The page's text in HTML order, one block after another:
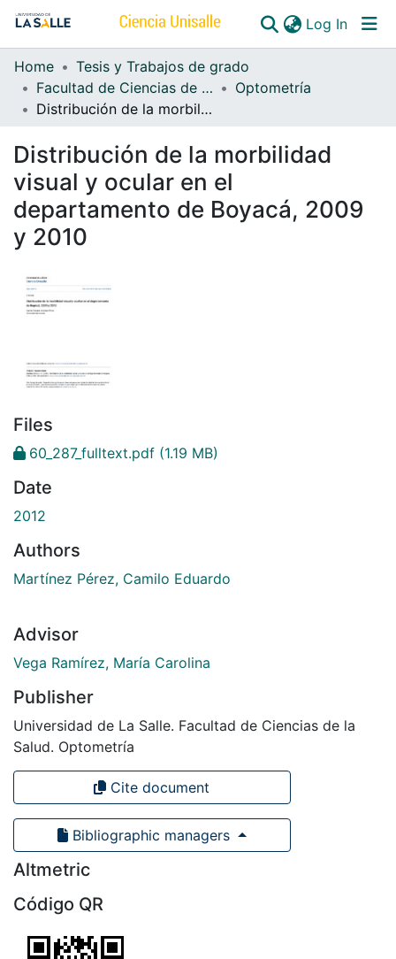
Log In
Communities & Collections
All of DSpace
Home
Tesis y Trabajos de grado
Facultad de Ciencias de la Salud
Optometría
Distribución de la morbilidad visual y ocular en el departamento de Boyacá, 2009 y 2010
Distribución de la morbilidad
visual y ocular en el
departamento de Boyacá, 2009
y 2010
Files
60_287_fulltext.pdf (1.19 MB)
Date
2012
Authors
Martínez Pérez, Camilo Eduardo
Advisor
Vega Ramírez, María Carolina
Publisher
Universidad de La Salle. Facultad de Ciencias de la
Salud. Optometría
Cite document
Bibliographic managers
Altmetric
Código QR